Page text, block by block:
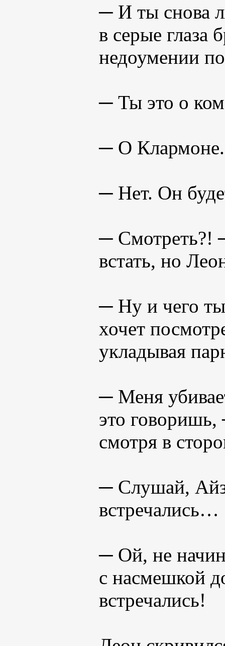
─ И ты снова
в серые глаза
недоумении
─ Ты это о
─ О Клармоне.
─ Нет. Он
─ Смотреть?!
встать, но
─ Ну и чего ты
хочет
укладывая
─ Меня
это
смотря в
─ Слушай,
встречались…
─ Ой, не
с насмешкой
встречались!